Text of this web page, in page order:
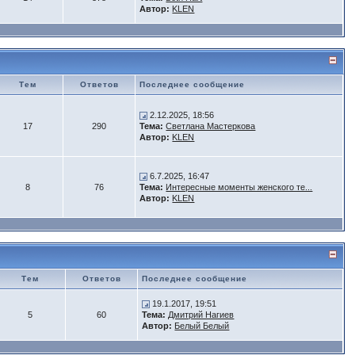
Автор: KLEN
Тем Ответов Последнее сообщение
17 290
2.12.2025, 18:56
Тема: Светлана Мастеркова
Автор: KLEN
8 76
6.7.2025, 16:47
Тема: Интересные моменты женского те...
Автор: KLEN
Тем Ответов Последнее сообщение
5 60
19.1.2017, 19:51
Тема: Дмитрий Нагиев
Автор: Белый Белый